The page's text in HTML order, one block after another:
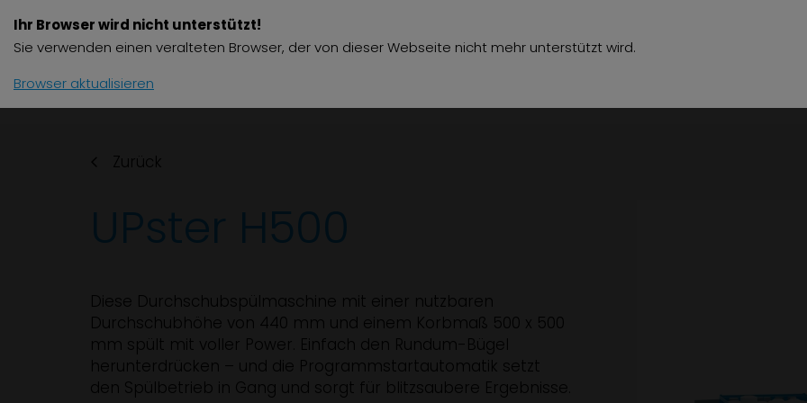
Produkte Zubehör Über uns Jobs
Zurück
UPster H500
Diese Durchschubspülmaschine mit einer nutzbaren
Durchschubhöhe von 440 mm und einem Korbmaß 500 x 500
mm spült mit voller Power. Einfach den Rundum-Bügel
herunterdrücken – und die Programmstartautomatik setzt
den Spülbetrieb in Gang und sorgt für blitzsaubere Ergebnisse.
Ihr Browser wird nicht unterstützt!
Sie verwenden einen veralteten Browser, der von dieser Webseite nicht mehr unterstützt wird.
Browser aktualisieren